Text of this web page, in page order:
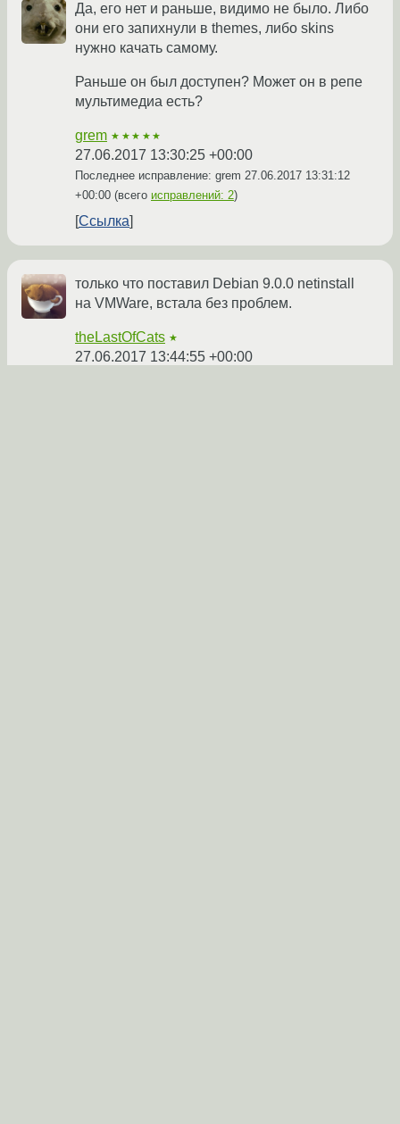
Да, его нет и раньше, видимо не было. Либо
они его запихнули в themes, либо skins
нужно качать самому.
Раньше он был доступен? Может он в репе
мультимедиа есть?
grem ★★★★★
27.06.2017 13:30:25 +00:00
Последнее исправление: grem 27.06.2017 13:31:12
+00:00 (всего исправлений: 2)
Ссылка
только что поставил Debian 9.0.0 netinstall
на VMWare, встала без проблем.
theLastOfCats ★
27.06.2017 13:44:55 +00:00